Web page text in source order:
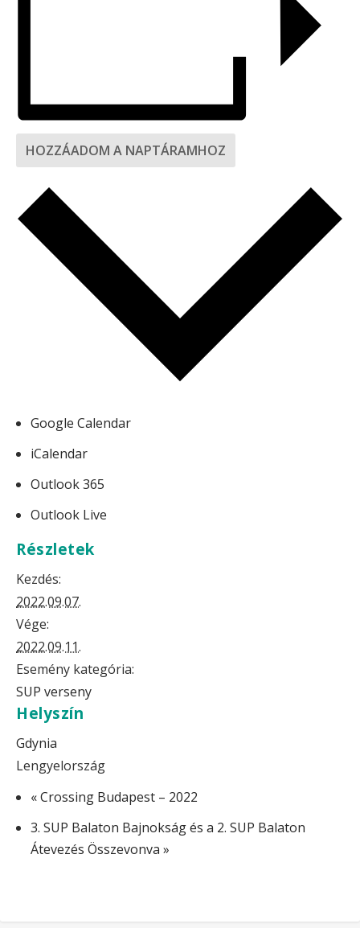
HOZZÁADOM A NAPTÁRAMHOZ
Google Calendar
iCalendar
Outlook 365
Outlook Live
Részletek
Kezdés:
2022.09.07.
Vége:
2022.09.11.
Esemény kategória:
SUP verseny
Helyszín
Gdynia
Lengyelország
«Crossing Budapest – 2022
3. SUP Balaton Bajnokság és a 2. SUP Balaton
Átevezés Összevonva»